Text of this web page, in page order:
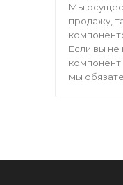
Мы
продажу,
Если вы
компонент
мы